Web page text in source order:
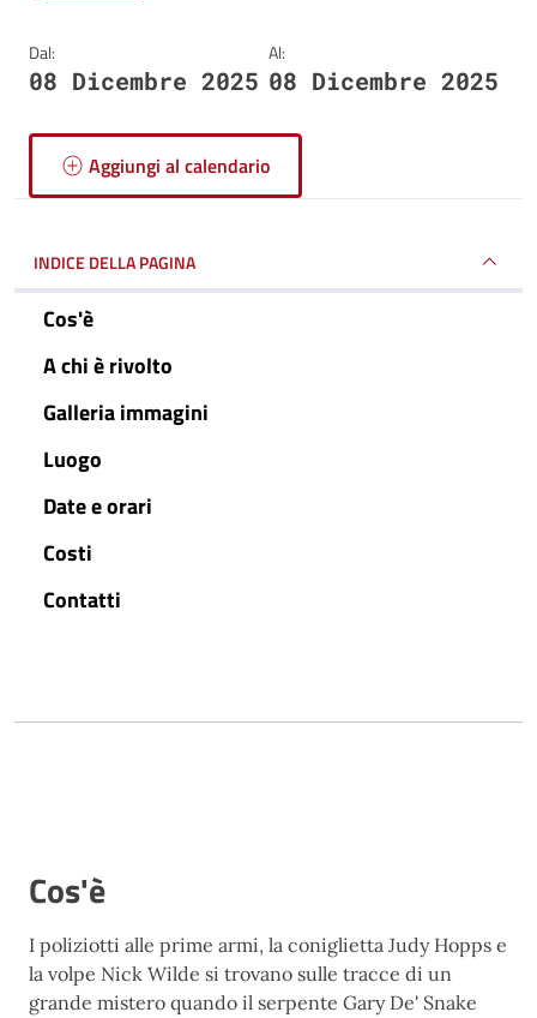
Dal:
08 Dicembre 2025
Al:
08 Dicembre 2025
Aggiungi al calendario
INDICE DELLA PAGINA
Cos'è
A chi è rivolto
Galleria immagini
Luogo
Date e orari
Costi
Contatti
Cos'è
I poliziotti alle prime armi, la coniglietta Judy Hopps e
la volpe Nick Wilde si trovano sulle tracce di un
grande mistero quando il serpente Gary De' Snake